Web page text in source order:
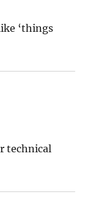
‘things
technical